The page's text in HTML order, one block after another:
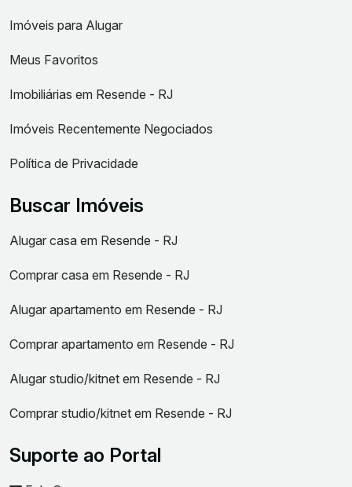
Imóveis para Alugar
Meus Favoritos
Imobiliárias em Resende - RJ
Imóveis Recentemente Negociados
Política de Privacidade
Buscar Imóveis
Alugar casa em Resende - RJ
Comprar casa em Resende - RJ
Alugar apartamento em Resende - RJ
Comprar apartamento em Resende - RJ
Alugar studio/kitnet em Resende - RJ
Comprar studio/kitnet em Resende - RJ
Suporte ao Portal